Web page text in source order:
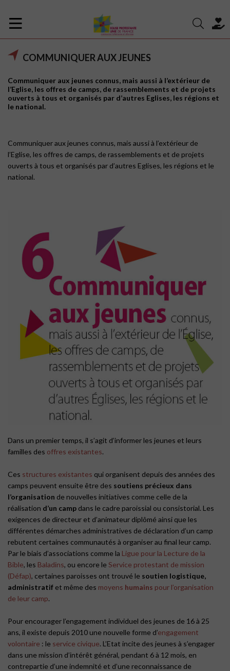
COMMUNIQUER AUX JEUNES
Communiquer aux jeunes connus, mais aussi à l’extérieur de
l’Eglise, les offres de camps, de rassemblements et de projets
ouverts à tous et organisés par d’autres Eglises, les régions et
le national.
Communiquer aux jeunes connus, mais aussi à l’extérieur de
l’Eglise, les offres de camps, de rassemblements et de projets
ouverts à tous et organisés par d’autres Eglises, les régions et le
national.
Dans un premier temps, il s’agit d’informer les jeunes et leurs
familles des offres existantes.
Ces structures existantes qui organisent depuis des années des
camps peuvent ensuite être des soutiens précieux dans
l’organisation de nouvelles initiatives comme celle de la
réalisation d’un camp dans le cadre paroissial ou consistorial. Les
exigences de directeur et d’animateur diplômé ainsi que les
différentes démarches administratives de déclaration d’un camp
rebutent certaines communautés à organiser au final leur camp.
Par le biais d’associations comme la Ligue pour la Lecture de la
Bible, les Baladins, ou encore le Service protestant de mission
(Défap), certaines paroisses ont trouvé le soutien logistique,
administratif et même des moyens humains pour l’organisation
de leur camp.
Pour encourager l’engagement individuel des jeunes de 16 à 25
ans, il existe depuis 2010 une nouvelle forme d’engagement
volontaire : le service civique. L’Etat incite des jeunes à s’engager
dans une mission d’intérêt général, pendant 6 à 12 mois, en
contrepartie d’une indemnité et d’une reconnaissance de